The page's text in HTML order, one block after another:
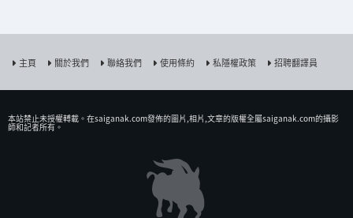
主頁 關於我們 聯絡我們 使用條約 私隱權政策 招聘翻譯員
本站禁止未授權𨍭載。在saiganak.com發佈的圖片,相片,文章的版權全屬saiganak.com的攝影
師和記者所有。